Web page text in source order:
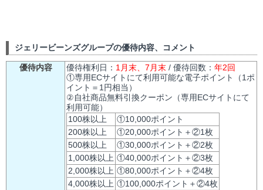
ジェリービーンズグループの優待内容、コメント
優待内容 優待権利日： 1月末、7月末 / 優待回数： 年2回
①専用ECサイトにて利用可能な電子ポイント（1ポ
イント＝1円相当）
②自社商品無料引換クーポン（専用ECサイトにて
利用可能）
100株以上
①10,000ポイント
200株以上
①20,000ポイント＋②1枚
500株以上
①30,000ポイント＋②2枚
1,000株以上 ①40,000ポイント＋②3枚
2,000株以上 ①80,000ポイント＋②4枚
4,000株以上 ①100,000ポイント＋②4枚